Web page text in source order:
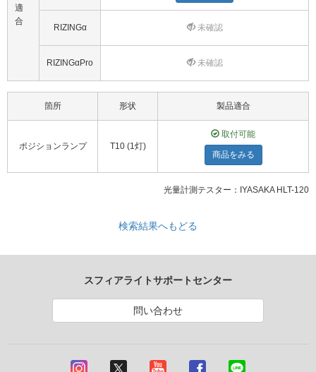
適
合
RIZINGα 未確認
RIZINGαPro 未確認
箇所 形状 製品適合
ポジションランプ T10 (1灯)
取付可能
商品をみる
光量計測テスター：IYASAKA HLT-120
検索結果へもどる
スフィアライトサポートセンター
問い合わせ